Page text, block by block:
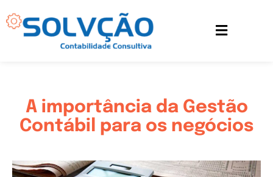
para
A importância da Gestão
Contábil para os negócios